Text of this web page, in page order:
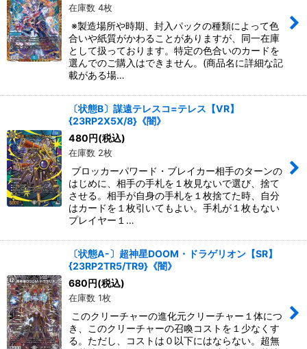
在庫数 4枚
※製造場所や時期、封入パックの種類によって色
合いや紙質がかわることがありますが、同一在庫
として扱っております。特定の色合いのカードを
選んでのご購入はできません。(商品名に詳細な記
載がある場…
〔状態B〕謀遠テレスコ=テレス【VR】
{23RP2X5X/8}《闇》
480 円(税込)
在庫数 2枚
ブロッカーパワード・ブレイカー相手のターンの
はじめに、相手の手札を１枚見ないで選び、捨て
させる。相手が自身の手札を１枚捨てた時、自分
はカードを１枚引いてもよい。手札が１枚もない
プレイヤー１…
〔状態A-〕超神星DOOM・ドラゲリオン【SR】
{23RP2TR5/TR9}《闇》
680 円(税込)
在庫数 1枚
このクリーチャーの進化元クリーチャー１体につ
き、このクリーチャーの召喚コストを１少なくす
る。ただし、コストは０以下にはならない。超無